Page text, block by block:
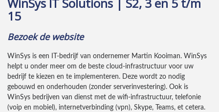
WinSys IT Solutions | S2, 3 en 5 t/m
15
Bezoek de website
WinSys is een IT-bedrijf van ondernemer Martin Kooiman. WinSys
helpt u onder meer om de beste cloud-infrastructuur voor uw
bedrijf te kiezen en te implementeren. Deze wordt zo nodig
gebouwd en onderhouden (zonder serverinvestering). Ook is
WinSys bedrijven van dienst met de wifi-infrastructuur, telefonie
(voip en mobiel), internetverbinding (vpn), Skype, Teams, et cetera.